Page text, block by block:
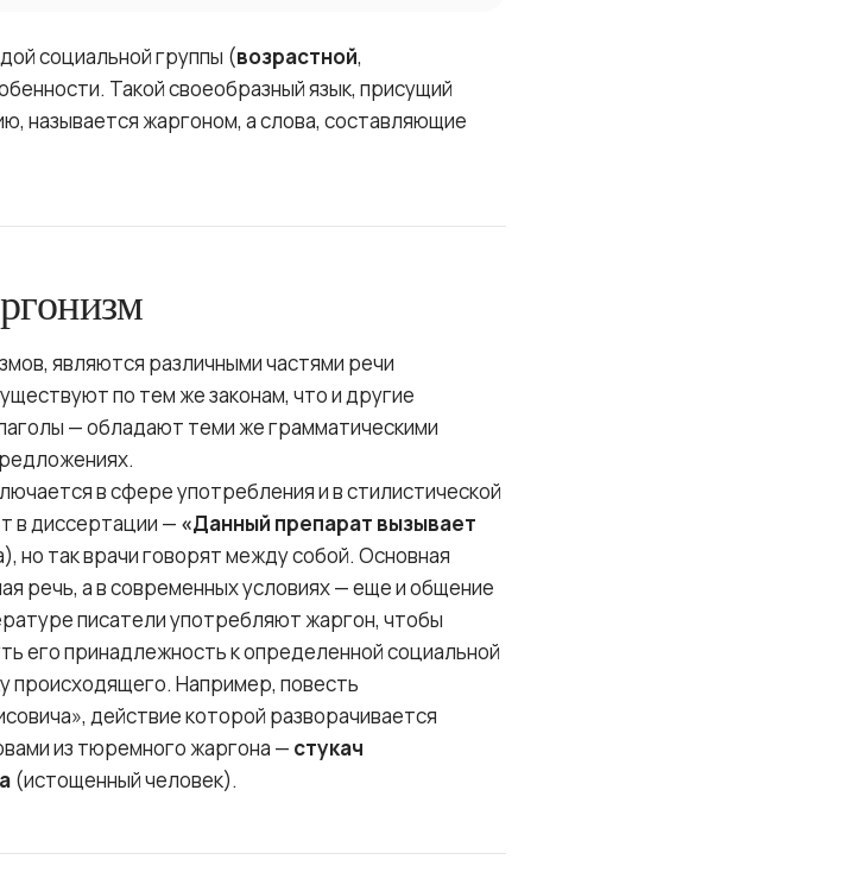
социальной группы (возрастной,
Такой своеобразный язык, присущий
называется жаргоном, а слова, составляющие
являются различными частями речи
по тем же законам, что и другие
— обладают теми же грамматическими
в сфере употребления и в стилистической
в диссертации — «Данный препарат вызывает
но так врачи говорят между собой. Основная
речь, а в современных условиях — еще и общение
писатели употребляют жаргон, чтобы
его принадлежность к определенной социальной
происходящего. Например, повесть
действие которой разворачивается
из тюремного жаргона — стукач
(истощенный человек).